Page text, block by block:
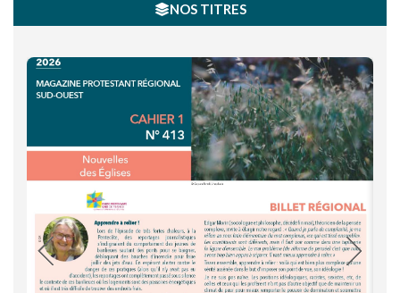
NOS TITRES